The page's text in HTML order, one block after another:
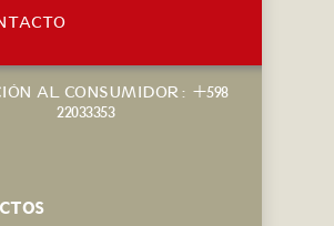
AL CONSUMIDOR: +598
22033353